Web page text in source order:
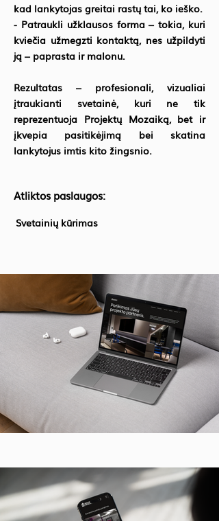
kad lankytojas greitai rastų tai, ko ieško.
- Patraukli užklausos forma – tokia, kuri
kviečia užmegzti kontaktą, nes užpildyti
ją – paprasta ir malonu.
Rezultatas – profesionali, vizualiai
įtraukianti svetainė, kuri ne tik
reprezentuoja Projektų Mozaiką, bet ir
įkvepia pasitikėjimą bei skatina
lankytojus imtis kito žingsnio.
Atliktos paslaugos:
Svetainių kūrimas